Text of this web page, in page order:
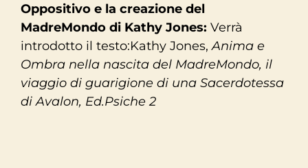
Oppositivo e la creazione del
MadreMondo di Kathy Jones: Verrà
introdotto il testo:Kathy Jones,Anima e
Ombra nella nascita del MadreMondo, il
viaggio di guarigione di una Sacerdotessa
di Avalon, Ed.Psiche 2